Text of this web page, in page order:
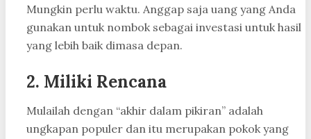
Mungkin perlu waktu. Anggap saja uang yang Anda
gunakan untuk nombok sebagai investasi untuk hasil
yang lebih baik dimasa depan.
2. Miliki Rencana
Mulailah dengan “akhir dalam pikiran” adalah
ungkapan populer dan itu merupakan pokok yang